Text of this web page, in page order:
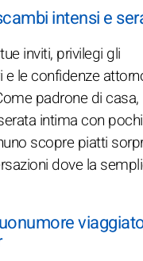
intensi e
inviti, privilegi gli
le confidenze
padrone di casa,
intima con pochi
scopre piatti
dove la